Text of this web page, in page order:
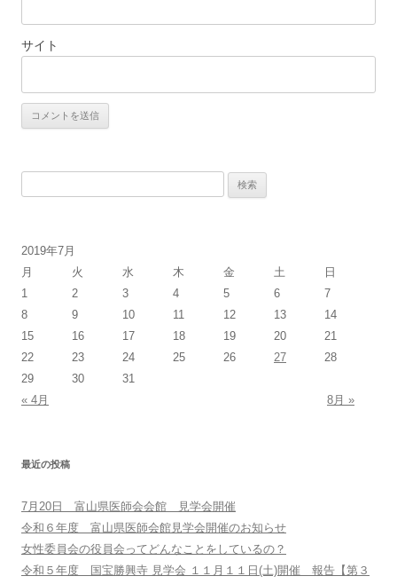
サイト
2019年7月
月
火 水 木 金 土
日
1
2 3 4 5 6
7
8
9 10 11 12 13
14
15
16 17 18 19 20
21
22
23 24 25 26 27
28
29
30
31
« 4月
8月 »
最近の投稿
7月20日 富山県医師会会館 見学会開催
令和６年度 富山県医師会館見学会開催のお知らせ
女性委員会の役員会ってどんなことをしているの？
令和５年度 国宝勝興寺 見学会 １１月１１日(土)開催 報告【第３